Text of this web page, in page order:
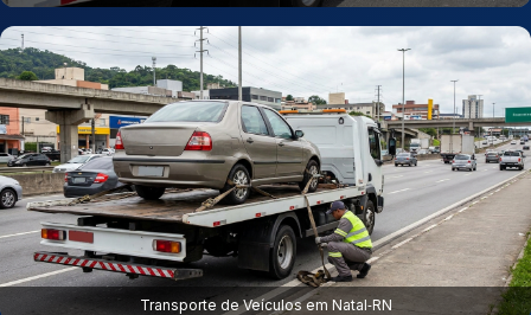
Transporte de Veículos em Natal‑RN